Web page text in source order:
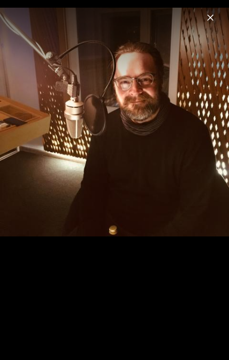
Menu
Folgenreich
Home News Videos Fotos Biografie
Jack Slaughter – Sprachaufnahmen
Folgen 21-24